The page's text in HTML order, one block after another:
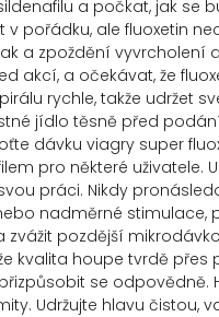
a počkat, jak se
pořádku, ale fluoxetin
a zpoždění vyvrcholení
akcí, a očekávat, že
rychle, takže udržet
jídlo těsně před
dávku viagry super
pro některé uživatele.
práci. Nikdy
nadměrné stimulace,
pozdější
kvalita houpe tvrdě přes
se odpovědně.
Udržujte hlavu čistou,